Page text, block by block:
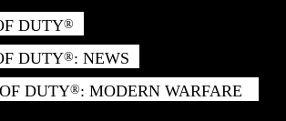
DUTY®
DUTY®: NEWS
DUTY®: MODERN WARFARE